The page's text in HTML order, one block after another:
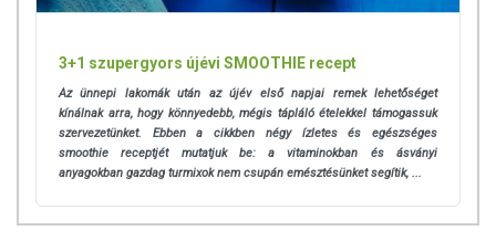
3+1 szupergyors újévi SMOOTHIE recept
Az ünnepi lakomák után az újév első napjai remek lehetőséget
kínálnak arra, hogy könnyedebb, mégis tápláló ételekkel támogassuk
szervezetünket. Ebben a cikkben négy ízletes és egészséges
smoothie receptjét mutatjuk be: a vitaminokban és ásványi
anyagokban gazdag turmixok nem csupán emésztésünket segítik, ...